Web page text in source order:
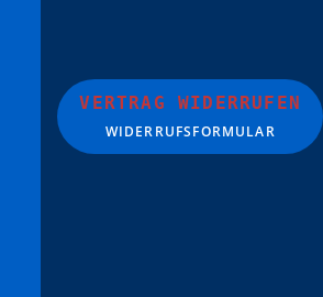
VERTRAG WIDERRUFEN
WIDERRUFSFORMULAR